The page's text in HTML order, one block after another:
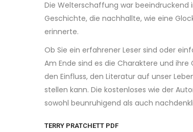
Die Welterschaffung war beeindruckend
Geschichte, die nachhallte, wie eine
erinnerte.
Ob Sie ein erfahrener Leser sind oder
Am Ende sind es die Charaktere und
den Einfluss, den Literatur auf unser
stellen kann. Die kostenloses wie der
sowohl beunruhigend als auch
TERRY PRATCHETT PDF